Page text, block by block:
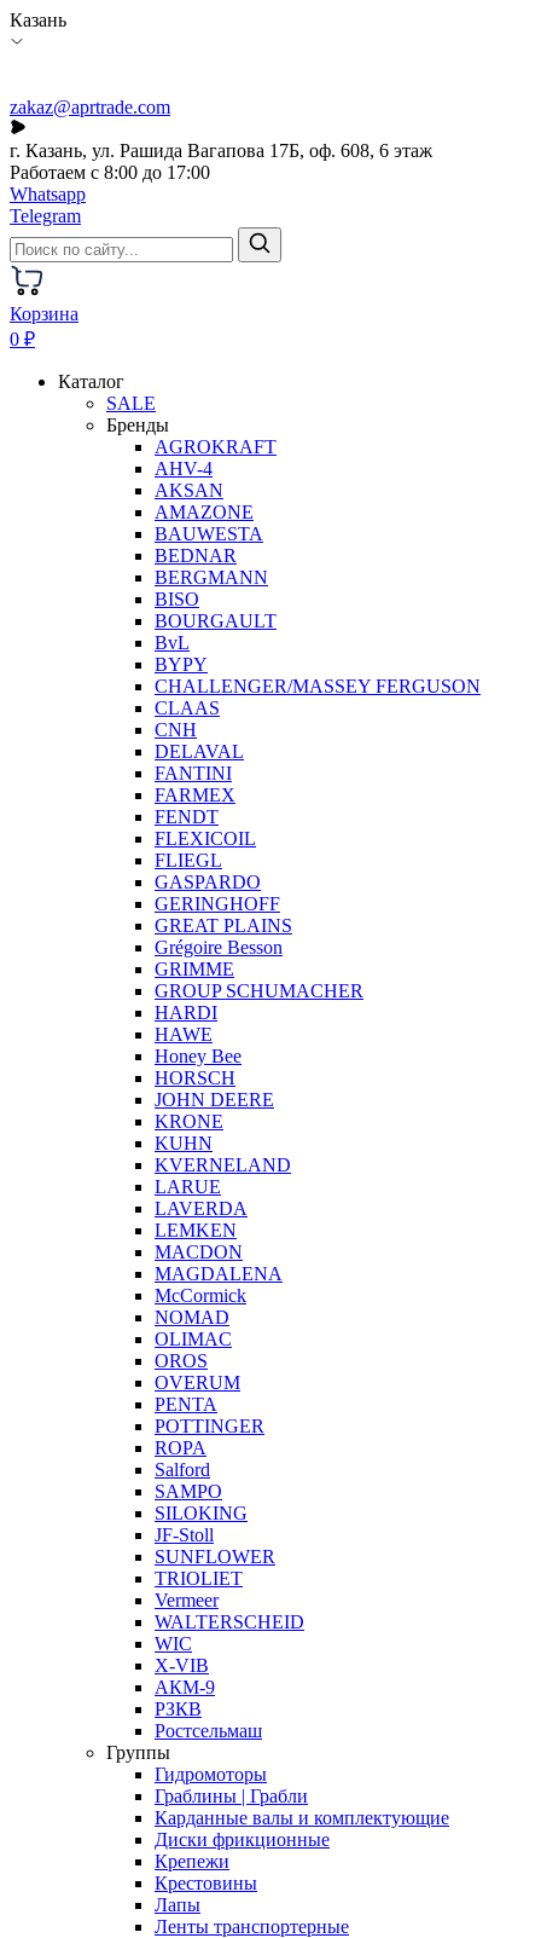
Казань
zakaz@aprtrade.com
г. Казань, ул. Рашида Вагапова 17Б, оф. 608, 6 этаж
Работаем с 8:00 до 17:00
Whatsapp
Telegram
Корзина
0 ₽
Каталог
SALE
Бренды
AGROKRAFT
AHV-4
AKSAN
AMAZONE
BAUWESTA
BEDNAR
BERGMANN
BISO
BOURGAULT
BvL
BYPY
CHALLENGER/MASSEY FERGUSON
CLAAS
CNH
DELAVAL
FANTINI
FARMEX
FENDT
FLEXICOIL
FLIEGL
GASPARDO
GERINGHOFF
GREAT PLAINS
Grégoire Besson
GRIMME
GROUP SCHUMACHER
HARDI
HAWE
Honey Bee
HORSCH
JOHN DEERE
KRONE
KUHN
KVERNELAND
LARUE
LAVERDA
LEMKEN
MACDON
MAGDALENA
McCormick
NOMAD
OLIMAC
OROS
OVERUM
PENTA
POTTINGER
ROPA
Salford
SAMPO
SILOKING
JF-Stoll
SUNFLOWER
TRIOLIET
Vermeer
WALTERSCHEID
WIC
X-VIB
АКМ-9
РЗКВ
Ростсельмаш
Группы
Гидромоторы
Граблины | Грабли
Карданные валы и комплектующие
Диски фрикционные
Крепежи
Крестовины
Лапы
Ленты транспортерные